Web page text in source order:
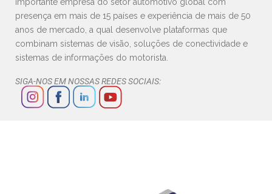
presença em mais de 15 países e experiência de mais de 50
anos de mercado, a qual desenvolve plataformas que
combinam sistemas de visão, soluções de conectividade e
sistemas de informações do motorista.
SIGA-NOS EM NOSSAS REDES SOCIAIS: